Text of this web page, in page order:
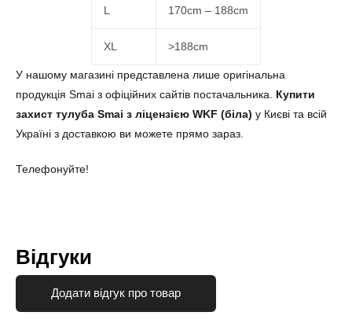
L 170cm – 188cm
XL >188cm
У нашому магазині представлена лише оригінальна
продукція Smai з офіційних сайтів постачальника. Купити
захист тулуба Smai з ліцензією WKF (біла) у Києві та всій
Україні з доставкою ви можете прямо зараз.
Телефонуйте!
Відгуки
Додати відгук про товар